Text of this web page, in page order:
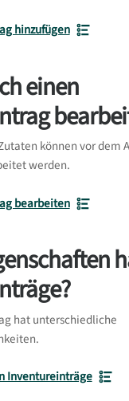
hinzufügen
einen
können vor dem
werden.
bearbeiten
hat unterschiedliche
Inventureinträge